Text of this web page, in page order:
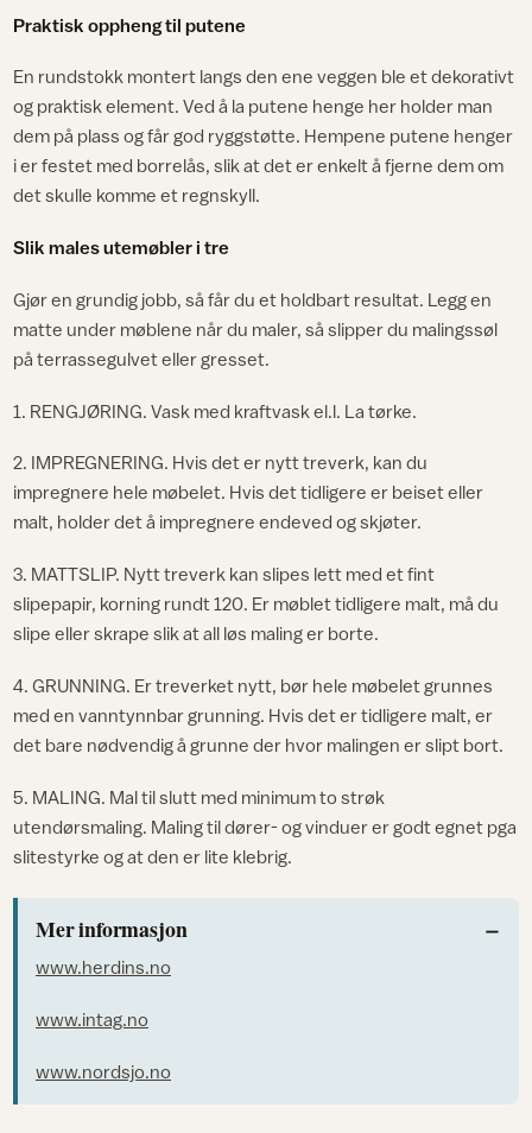
Praktisk oppheng til putene
En rundstokk montert langs den ene veggen ble et dekorativt
og praktisk element. Ved å la putene henge her holder man
dem på plass og får god ryggstøtte. Hempene putene henger
i er festet med borrelås, slik at det er enkelt å fjerne dem om
det skulle komme et regnskyll.
Slik males utemøbler i tre
Gjør en grundig jobb, så får du et holdbart resultat. Legg en
matte under møblene når du maler, så slipper du malingssøl
på terrassegulvet eller gresset.
1. RENGJØRING. Vask med kraftvask el.l. La tørke.
2. IMPREGNERING. Hvis det er nytt treverk, kan du
impregnere hele møbelet. Hvis det tidligere er beiset eller
malt, holder det å impregnere endeved og skjøter.
3. MATTSLIP. Nytt treverk kan slipes lett med et fint
slipepapir, korning rundt 120. Er møblet tidligere malt, må du
slipe eller skrape slik at all løs maling er borte.
4. GRUNNING. Er treverket nytt, bør hele møbelet grunnes
med en vanntynnbar grunning. Hvis det er tidligere malt, er
det bare nødvendig å grunne der hvor malingen er slipt bort.
5. MALING. Mal til slutt med minimum to strøk
utendørsmaling. Maling til dører- og vinduer er godt egnet pga
slitestyrke og at den er lite klebrig.
Mer informasjon
www.herdins.no
www.intag.no
www.nordsjo.no